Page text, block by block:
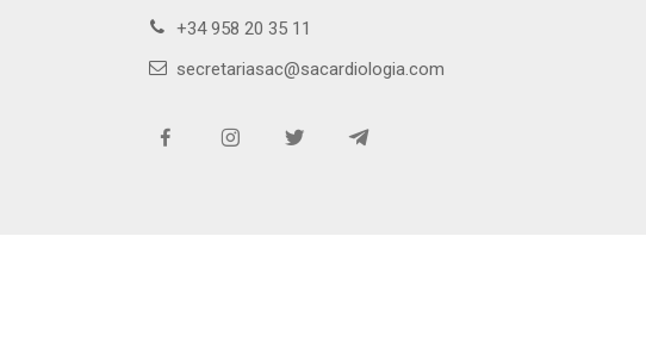
+34 958 20 35 11
secretariasac@sacardiologia.com